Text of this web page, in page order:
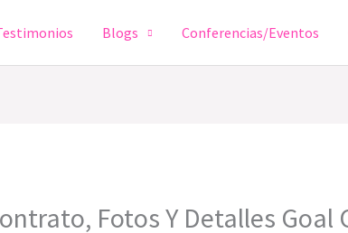
Blogs Conferencias/Eventos
Fotos Y Detalles Goal